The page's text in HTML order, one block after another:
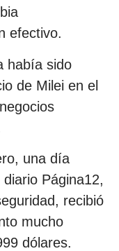
efectivo.
había sido
de Milei en el
una día
Página12,
recibió
mucho
dólares.